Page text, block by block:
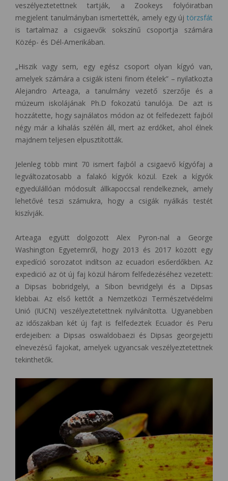
veszélyeztetettnek tartják, a Zookeys folyóiratban
megjelent tanulmányban ismertették, amely egy új törzsfát
is tartalmaz a csigaevők sokszínű csoportja számára
Közép- és Dél-Amerikában.
„Hiszik vagy sem, egy egész csoport olyan kígyó van,
amelyek számára a csigák isteni finom ételek” – nyilatkozta
Alejandro Arteaga, a tanulmány vezető szerzője és a
múzeum iskolájának Ph.D fokozatú tanulója. De azt is
hozzátette, hogy sajnálatos módon az öt felfedezett fajból
négy már a kihalás szélén áll, mert az erdőket, ahol élnek
majdnem teljesen elpusztították.
Jelenleg több mint 70 ismert fajból a csigaevő kígyófaj a
legváltozatosabb a falakó kígyók közül. Ezek a kígyók
egyedülállóan módosult állkapoccsal rendelkeznek, amely
lehetővé teszi számukra, hogy a csigák nyálkás testét
kiszívják.
Arteaga együtt dolgozott Alex Pyron-nal a George
Washington Egyetemről, hogy 2013 és 2017 között egy
expedíció sorozatot indítson az ecuadori esőerdőkben. Az
expedició az öt új faj közül három felfedezéséhez vezetett:
a Dipsas bobridgelyi, a Sibon bevridgelyi és a Dipsas
klebbai. Az első kettőt a Nemzetközi Természetvédelmi
Unió (IUCN) veszélyeztetettnek nyilvánította. Ugyanebben
az időszakban két új fajt is felfedeztek Ecuador és Peru
erdejeiben: a Dipsas oswaldobaezi és Dipsas georgejetti
elnevezésű fajokat, amelyek ugyancsak veszélyeztetettnek
tekinthetők.